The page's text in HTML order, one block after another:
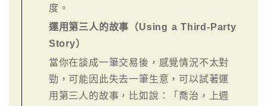
度。
運用第三人的故事（Using a Third-Party
Story）
當你在談成一筆交易後，感覺情況不太對
勁，可能因此失去一筆生意，可以試著運
用第三人的故事，比如說：「喬治，上週